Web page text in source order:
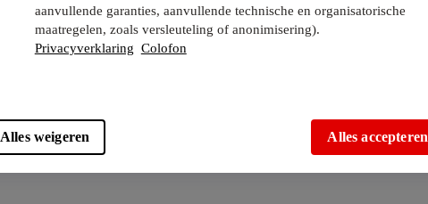
aanvullende garanties, aanvullende technische en organisatorische
maatregelen, zoals versleuteling of anonimisering).
Privacyverklaring Colofon
Alles weigeren Alles accepteren